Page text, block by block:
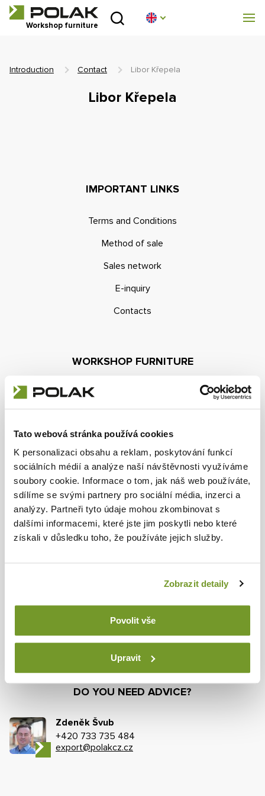
Tato webová stránka používá cookies
K personalizaci obsahu a reklam, poskytování funkcí
sociálních médií a analýze naší návštěvnosti využíváme
soubory cookie. Informace o tom, jak náš web používáte,
sdílíme se svými partnery pro sociální média, inzerci a
analýzy. Partneři tyto údaje mohou zkombinovat s
dalšími informacemi, které jste jim poskytli nebo které
získali v důsledku toho, že používáte jejich služby.
Zobrazit detaily
Povolit vše
Upravit
Workshop furniture
Introduction
Sales network
Contact
Introduction Contact Libor Křepela
Libor Křepela
IMPORTANT LINKS
Terms and Conditions
Method of sale
Sales network
E-inquiry
Contacts
WORKSHOP FURNITURE
Advisory centre
Blog
Downloads
FOLLOW US ON
DO YOU NEED ADVICE?
Zdeněk Švub
+420 733 735 484
export@polakcz.cz